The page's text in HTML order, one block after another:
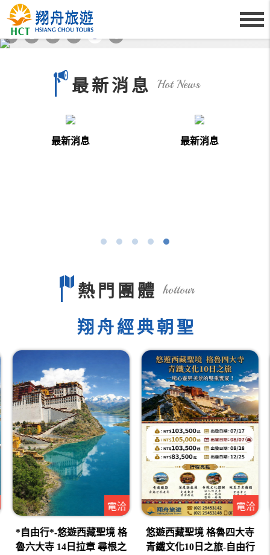
1
最新消息 Hot News
最新消息 最新消息
熱門團體 hottour
翔舟經典朝聖
電洽
*自由行*-悠遊西藏聖境 格
魯六大寺 14日拉章 尋根之
電洽
悠遊西藏聖境 格魯四大寺
青鐵文化10日之旅-自由行